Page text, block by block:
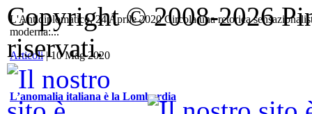
L'Antidiplomatico, 24 Aprile 2020 Circola una retorica
moderna:...
Articoli| 10 Mag 2020
L’anomalia italiana è la Lombardia
Copyright © 2008-2026
riservati.